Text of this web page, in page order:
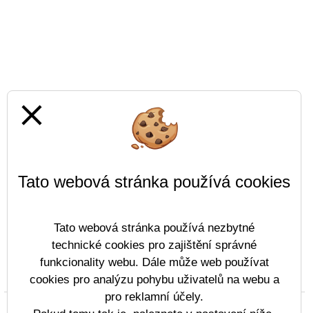
Prohlášení o přístupnosti Mapa webu Cookies
Copyright © 2022 - 2023 Střední škola lodní dopravy
close
Tato webová stránka používá cookies
Tato webová stránka používá nezbytné
technické cookies pro zajištění správné
funkcionality webu. Dále může web používat
cookies pro analýzu pohybu uživatelů na webu a
pro reklamní účely.